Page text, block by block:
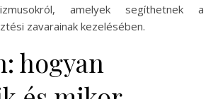
amelyek segíthetnek a
zavarainak kezelésében.
hogyan